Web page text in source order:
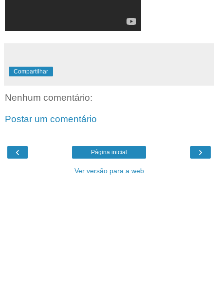
Compartilhar
Nenhum comentário:
Postar um comentário
‹ ›
Página inicial
Ver versão para a web